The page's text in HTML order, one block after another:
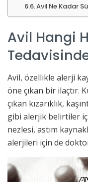
Avil Ne Kadar
Avil Hangi
Avil, özellikle alerji
öne çıkan bir ilaçtır.
çıkan kızarıklık,
gibi alerjik belirtiler
nezlesi, astım
alerjileri için de